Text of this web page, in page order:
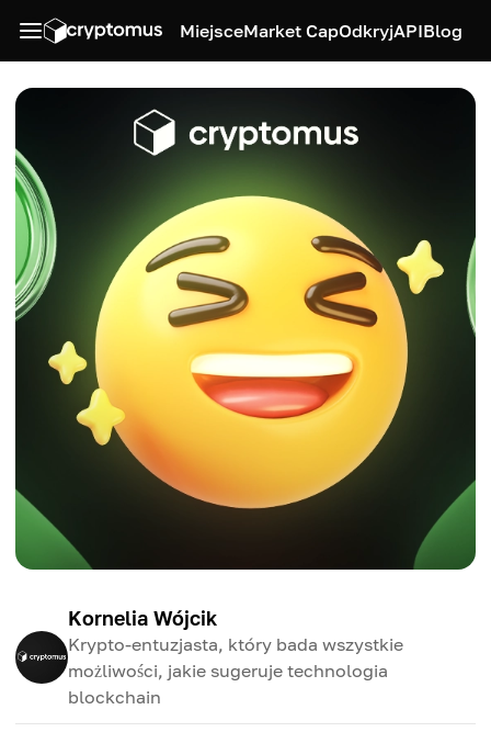
MiejsceMarket CapOdkryjAPIBlog
Kornelia Wójcik
Krypto-entuzjasta, który bada wszystkie
możliwości, jakie sugeruje technologia
blockchain